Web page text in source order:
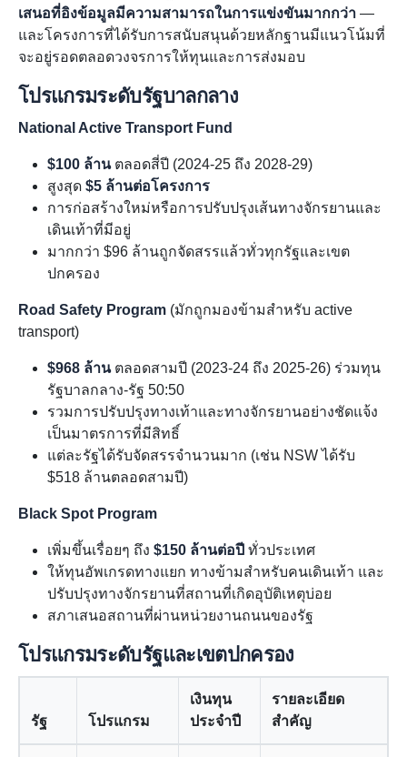
เสนอที่อิงข้อมูลมีความสามารถในการแข่งขันมากกว่า —
และโครงการที่ได้รับการสนับสนุนด้วยหลักฐานมีแนวโน้มที่
จะอยู่รอดตลอดวงจรการให้ทุนและการส่งมอบ
โปรแกรมระดับรัฐบาลกลาง
National Active Transport Fund
$100 ล้านตลอดสี่ปี (2024-25 ถึง 2028-29)
สูงสุด $5 ล้านต่อโครงการ
การก่อสร้างใหม่หรือการปรับปรุงเส้นทางจักรยานและ
เดินเท้าที่มีอยู่
มากกว่า $96 ล้านถูกจัดสรรแล้วทั่วทุกรัฐและเขต
ปกครอง
Road Safety Program (มักถูกมองข้ามสำหรับ active
transport)
$968 ล้านตลอดสามปี (2023-24 ถึง 2025-26) ร่วมทุน
รัฐบาลกลาง-รัฐ 50:50
รวมการปรับปรุงทางเท้าและทางจักรยานอย่างชัดแจ้ง
เป็นมาตรการที่มีสิทธิ์
แต่ละรัฐได้รับจัดสรรจำนวนมาก (เช่น NSW ได้รับ
$518 ล้านตลอดสามปี)
Black Spot Program
เพิ่มขึ้นเรื่อยๆ ถึง $150 ล้านต่อปี ทั่วประเทศ
ให้ทุนอัพเกรดทางแยก ทางข้ามสำหรับคนเดินเท้า และ
ปรับปรุงทางจักรยานที่สถานที่เกิดอุบัติเหตุบ่อย
สภาเสนอสถานที่ผ่านหน่วยงานถนนของรัฐ
โปรแกรมระดับรัฐและเขตปกครอง
รัฐ โปรแกรม
เงินทุน
ประจำปี
รายละเอียด
สำคัญ